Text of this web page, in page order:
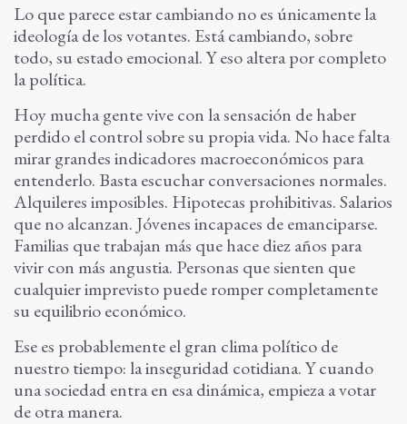
Lo que parece estar cambiando no es únicamente la
ideología de los votantes. Está cambiando, sobre
todo, su estado emocional. Y eso altera por completo
la política.
Hoy mucha gente vive con la sensación de haber
perdido el control sobre su propia vida. No hace falta
mirar grandes indicadores macroeconómicos para
entenderlo. Basta escuchar conversaciones normales.
Alquileres imposibles. Hipotecas prohibitivas. Salarios
que no alcanzan. Jóvenes incapaces de emanciparse.
Familias que trabajan más que hace diez años para
vivir con más angustia. Personas que sienten que
cualquier imprevisto puede romper completamente
su equilibrio económico.
Ese es probablemente el gran clima político de
nuestro tiempo: la inseguridad cotidiana. Y cuando
una sociedad entra en esa dinámica, empieza a votar
de otra manera.